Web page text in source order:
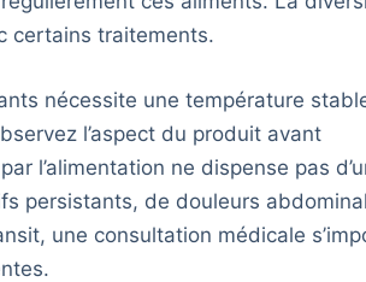
certains traitements.
nécessite une température
l’aspect du produit avant
l’alimentation ne dispense pas
persistants, de douleurs
une consultation médicale